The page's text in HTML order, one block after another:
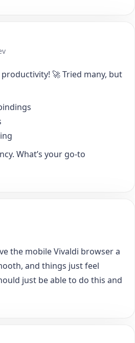
🚀 Tried many, but
What’s your go-to
the mobile Vivaldi browser a
and things just feel
just be able to do this and